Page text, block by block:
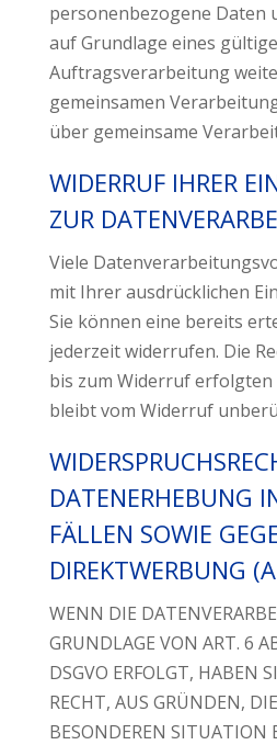
personenbezogene Daten
auf Grundlage eines
Auftragsverarbeitung
gemeinsamen
über gemeinsame
WIDERRUF IHRER
ZUR
Viele
mit Ihrer ausdrücklichen
Sie können eine bereits
jederzeit widerrufen. Die
bis zum Widerruf
bleibt vom Widerruf
DATENERHEBUNG
FÄLLEN SOWIE
DIREKTWERBUNG
WENN DIE
GRUNDLAGE VON ART. 6
DSGVO ERFOLGT, HABEN
RECHT, AUS GRÜNDEN,
BESONDEREN SITUATION